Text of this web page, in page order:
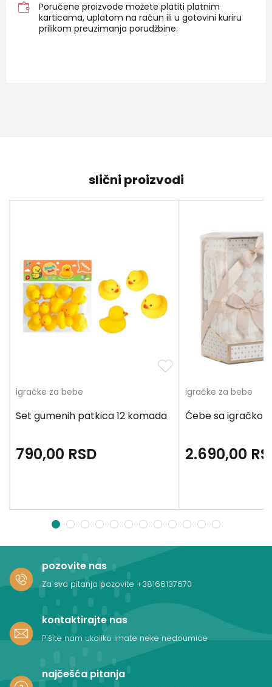
Poručene proizvode možete platiti platnim
karticama, uplatom na račun ili u gotovini kuriru
prilikom preuzimanja porudžbine.
slični proizvodi
igračke za bebe
Set gumenih patkica 12 komada
790,00 RSD
igračke za bebe
Ćebe sa
2.690,00
1 2 3 4 5 6 7 8 9 10 11 12
pozovite nas
Za sva pitanja pozovite +38166137670
kontaktirajte nas
Pišite nam ukoliko imate neke nedoumice
najčešća pitanja